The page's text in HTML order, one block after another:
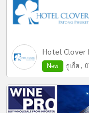
Hotel
New ภูเก็ต ,